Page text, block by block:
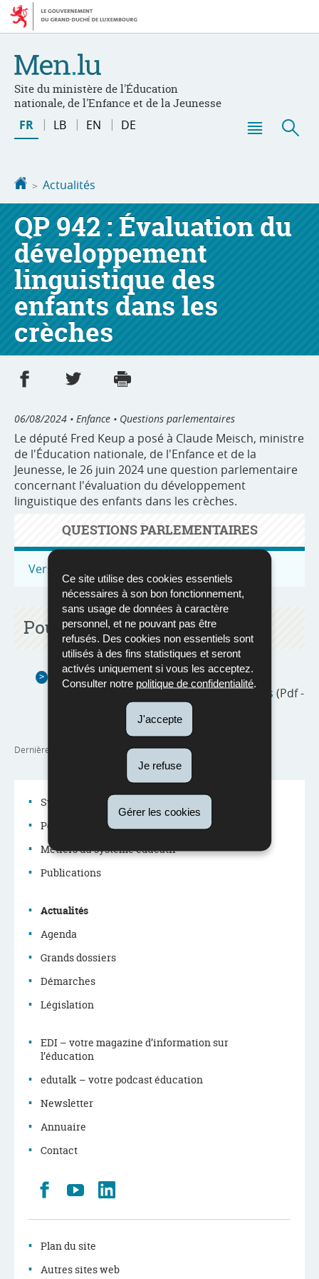
Ce site utilise des cookies essentiels
nécessaires à son bon fonctionnement,
sans usage de données à caractère
personnel, et ne pouvant pas être
refusés. Des cookies non essentiels sont
utilisés à des fins statistiques et seront
activés uniquement si vous les acceptez.
Consulter notre politique de confidentialité
J'accepte
Je refuse
Gérer les cookies
Aller
navigation
Aller
au
Site du ministère de l'Éducation
nationale, de l'Enfance et de la Jeunesse
Changer
de
FR LB EN DE
Accueil
Actualités
QP 942 : Évaluation du
développement
linguistique des
enfants dans les
crèches
Partager sur Facebook
Partager sur Twitter
06/08/2024 • Enfance • Questions parlementaires
Le député Fred Keup a posé à Claude Meisch, ministre
de l'Éducation nationale, de l'Enfance et de la
Jeunesse, le 26 juin 2024 une question parlementaire
concernant l'évaluation du développement
linguistique des enfants dans les crèches.
QUESTIONS PARLEMENTAIRES
Vers toutes les questions parlementaires
Pour en savoir plus
QP 942 : Évaluation du développement
linguistique des enfants dans les crèches (Pdf -
Dernière mise à jour 06/08/2024
Menu
de
navigation
Système éducatif
Politique éducative
Métiers du système éducatif
Publications
Actualités
Agenda
Grands dossiers
Démarches
Législation
EDI – votre magazine d’information sur
l’éducation
edutalk – votre podcast éducation
Newsletter
Annuaire
Contact
Retrouvez
nous
Youtube
Plan du site
Autres sites web